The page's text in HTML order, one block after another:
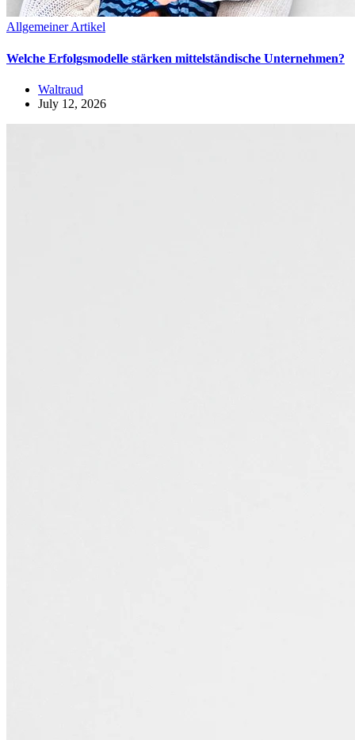
Allgemeiner Artikel
Welche Erfolgsmodelle stärken mittelständische Unternehmen?
Waltraud
July 12, 2026